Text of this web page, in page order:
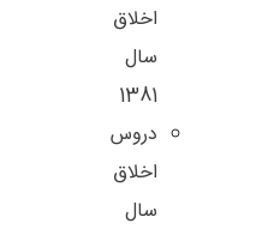
اخلاق
سال
1381
دروس
اخلاق
سال